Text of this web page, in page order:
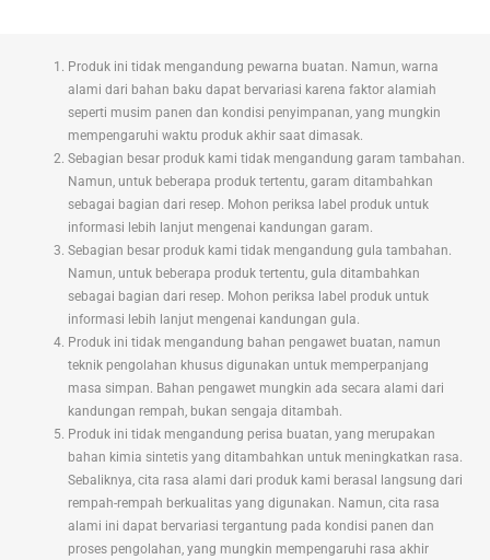
Produk ini tidak mengandung pewarna buatan. Namun, warna
alami dari bahan baku dapat bervariasi karena faktor alamiah
seperti musim panen dan kondisi penyimpanan, yang mungkin
mempengaruhi waktu produk akhir saat dimasak.
Sebagian besar produk kami tidak mengandung garam tambahan.
Namun, untuk beberapa produk tertentu, garam ditambahkan
sebagai bagian dari resep. Mohon periksa label produk untuk
informasi lebih lanjut mengenai kandungan garam.
Sebagian besar produk kami tidak mengandung gula tambahan.
Namun, untuk beberapa produk tertentu, gula ditambahkan
sebagai bagian dari resep. Mohon periksa label produk untuk
informasi lebih lanjut mengenai kandungan gula.
Produk ini tidak mengandung bahan pengawet buatan, namun
teknik pengolahan khusus digunakan untuk memperpanjang
masa simpan. Bahan pengawet mungkin ada secara alami dari
kandungan rempah, bukan sengaja ditambah.
Produk ini tidak mengandung perisa buatan, yang merupakan
bahan kimia sintetis yang ditambahkan untuk meningkatkan rasa.
Sebaliknya, cita rasa alami dari produk kami berasal langsung dari
rempah-rempah berkualitas yang digunakan. Namun, cita rasa
alami ini dapat bervariasi tergantung pada kondisi panen dan
proses pengolahan, yang mungkin mempengaruhi rasa akhir